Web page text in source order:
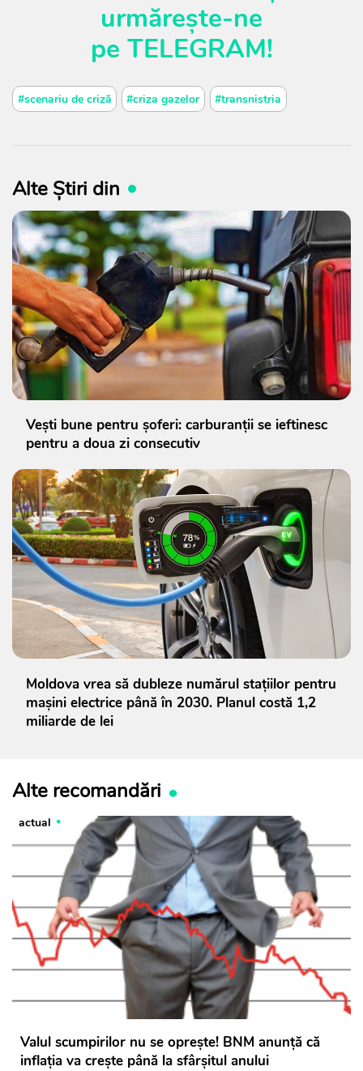
urmărește-ne
pe TELEGRAM!
#scenariu de criză #criza gazelor #transnistria
Alte Știri din
Vești bune pentru șoferi: carburanții se ieftinesc
pentru a doua zi consecutiv
Moldova vrea să dubleze numărul stațiilor pentru
mașini electrice până în 2030. Planul costă 1,2
miliarde de lei
Alte recomandări
actual
Valul scumpirilor nu se oprește! BNM anunță că
inflația va crește până la sfârșitul anului